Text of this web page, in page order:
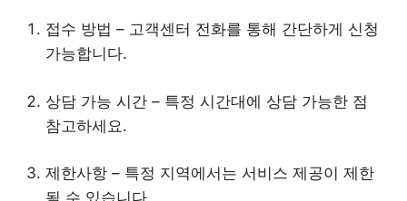
접수 방법 – 고객센터 전화를 통해 간단하게 신청
가능합니다.
상담 가능 시간 – 특정 시간대에 상담 가능한 점
참고하세요.
제한사항 – 특정 지역에서는 서비스 제공이 제한
될 수 있습니다.